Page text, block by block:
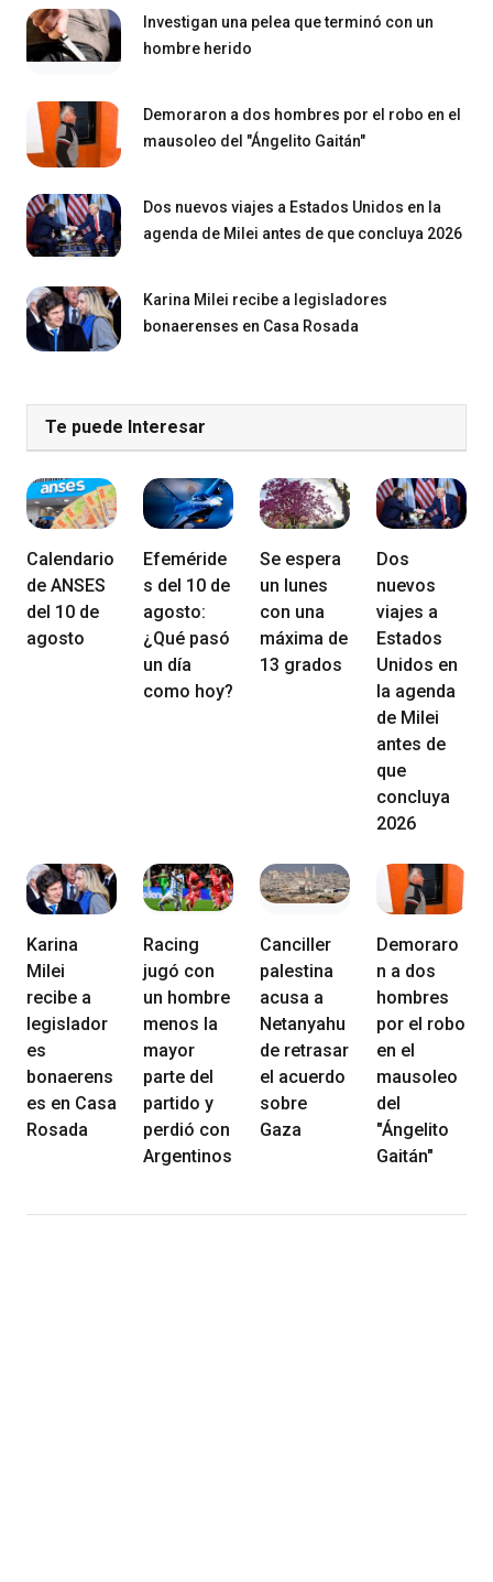
Investigan una pelea que terminó con un
hombre herido
Demoraron a dos hombres por el robo en el
mausoleo del "Ángelito Gaitán"
Dos nuevos viajes a Estados Unidos en la
agenda de Milei antes de que concluya 2026
Karina Milei recibe a legisladores
bonaerenses en Casa Rosada
Te puede Interesar
Calendario
de ANSES
del 10 de
agosto
Efeméride
s del 10 de
agosto:
¿Qué pasó
un día
como hoy?
Se espera
un lunes
con una
máxima de
13 grados
Dos
nuevos
viajes a
Estados
Unidos en
la agenda
de Milei
antes de
que
concluya
2026
Karina
Milei
recibe a
legislador
es
bonaerens
es en Casa
Rosada
Racing
jugó con
un hombre
menos la
mayor
parte del
partido y
perdió con
Argentinos
Canciller
palestina
acusa a
Netanyahu
de retrasar
el acuerdo
sobre
Gaza
Demoraro
n a dos
hombres
por el robo
en el
mausoleo
del
"Ángelito
Gaitán"